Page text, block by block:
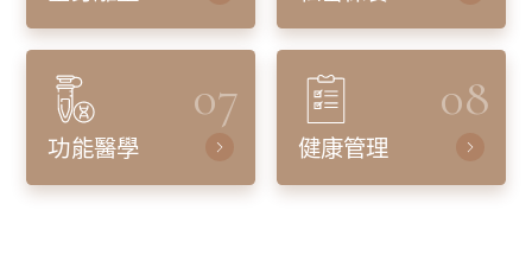
07
功能醫學
08
健康管理